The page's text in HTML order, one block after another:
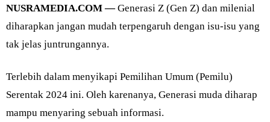
NUSRAMEDIA.COM —Generasi Z (Gen Z) dan milenial
diharapkan jangan mudah terpengaruh dengan isu-isu yang
tak jelas juntrungannya.
Terlebih dalam menyikapi Pemilihan Umum (Pemilu)
Serentak 2024 ini. Oleh karenanya, Generasi muda diharap
mampu menyaring sebuah informasi.